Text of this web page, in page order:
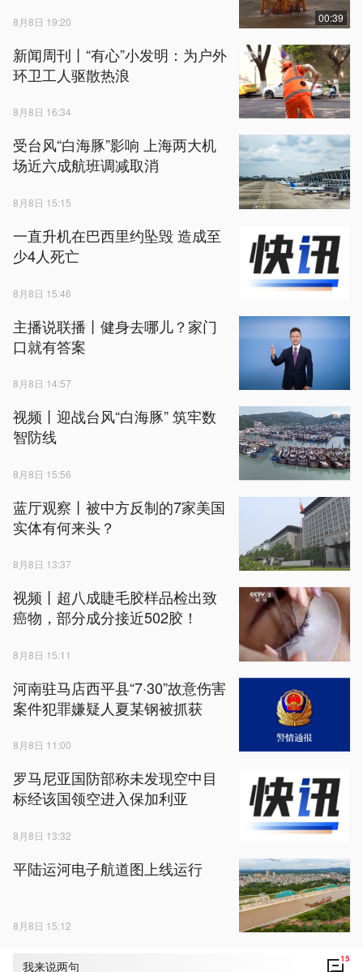
我来说两句 15
8月8日 19:20 00:39
新闻周刊丨“有心”小发明：为户外
环卫工人驱散热浪
8月8日 16:34
受台风“白海豚”影响 上海两大机
场近六成航班调减取消
8月8日 15:15
一直升机在巴西里约坠毁 造成至
少4人死亡
8月8日 15:46
主播说联播丨健身去哪儿？家门
口就有答案
8月8日 14:57
视频丨迎战台风“白海豚” 筑牢数
智防线
8月8日 15:56
蓝厅观察丨被中方反制的7家美国
实体有何来头？
8月8日 13:37
视频丨超八成睫毛胶样品检出致
癌物，部分成分接近502胶！
8月8日 15:11
河南驻马店西平县“7·30”故意伤害
案件犯罪嫌疑人夏某钢被抓获
8月8日 11:00
罗马尼亚国防部称未发现空中目
标经该国领空进入保加利亚
8月8日 13:32
平陆运河电子航道图上线运行
8月8日 15:12